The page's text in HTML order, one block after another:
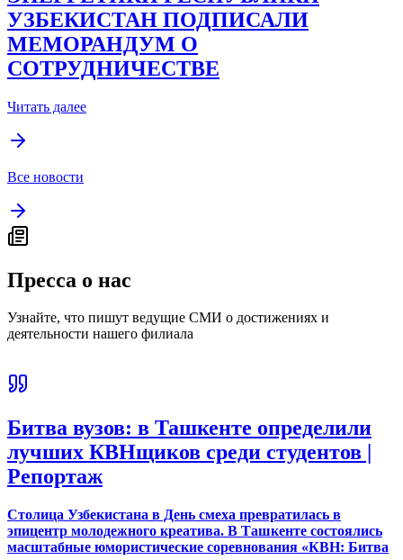
УЗБЕКИСТАН ПОДПИСАЛИ
МЕМОРАНДУМ О
СОТРУДНИЧЕСТВЕ
Читать далее
Все новости
Пресса о нас
Узнайте, что пишут ведущие СМИ о достижениях и
деятельности нашего филиала
Битва вузов: в Ташкенте определили
лучших КВНщиков среди студентов |
Репортаж
Столица Узбекистана в День смеха превратилась в
эпицентр молодежного креатива. В Ташкенте состоялись
масштабные юмористические соревнования «КВН: Битва